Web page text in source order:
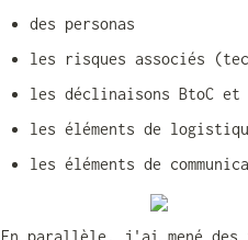
des personas
les risques associés
les déclinaisons BtoC et
les éléments de
les éléments de
En parallèle, j'ai mené des